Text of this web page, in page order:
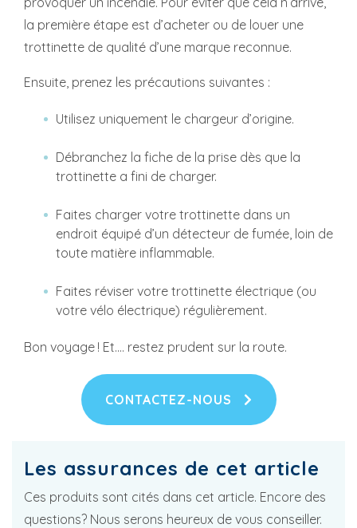
la première étape est d’acheter ou de louer une
trottinette de qualité d’une marque reconnue.
Ensuite, prenez les précautions suivantes :
Utilisez uniquement le chargeur d’origine.
Débranchez la fiche de la prise dès que la
trottinette a fini de charger.
Faites charger votre trottinette dans un
endroit équipé d’un détecteur de fumée, loin de
toute matière inflammable.
Faites réviser votre trottinette électrique (ou
votre vélo électrique) régulièrement.
Bon voyage ! Et.... restez prudent sur la route.
CONTACTEZ-NOUS
Les assurances de cet article
Ces produits sont cités dans cet article. Encore des
questions? Nous serons heureux de vous conseiller.